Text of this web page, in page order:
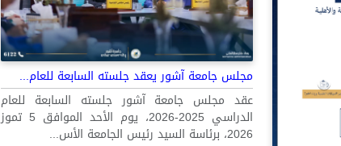
مجلس جامعة آشور يعقد جلسته السابعة للعام...
عقد مجلس جامعة آشور جلسته السابعة للعام
الدراسي 2025-2026، يوم الأحد الموافق 5 تموز
2026، برئاسة السيد رئيس الجامعة الأس...